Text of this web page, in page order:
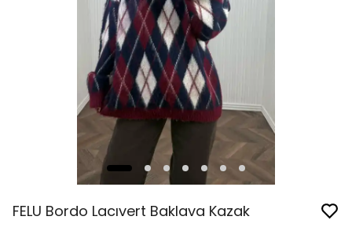
FELU Bordo Lacıvert Baklava Kazak